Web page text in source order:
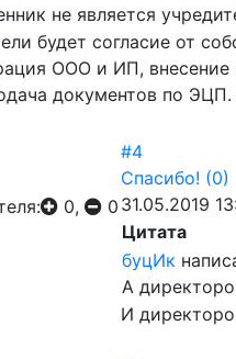
не является
будет согласие от
ООО и ИП,
документов по ЭЦП.
0,
0
#4
Спасибо! (0)
31.05.2019
Цитата
буцИк
А
И